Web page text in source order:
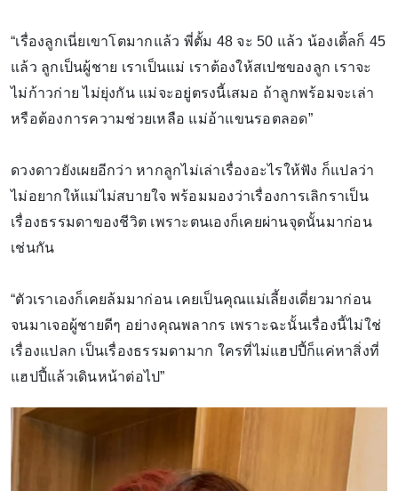
“เรื่องลูกเนี่ยเขาโตมากแล้ว พี่ตั้ม 48 จะ 50 แล้ว น้องเติ้ลก็ 45
แล้ว ลูกเป็นผู้ชาย เราเป็นแม่ เราต้องให้สเปซของลูก เราจะ
ไม่ก้าวก่าย ไม่ยุ่งกัน แม่จะอยู่ตรงนี้เสมอ ถ้าลูกพร้อมจะเล่า
หรือต้องการความช่วยเหลือ แม่อ้าแขนรอตลอด”
ดวงดาวยังเผยอีกว่า หากลูกไม่เล่าเรื่องอะไรให้ฟัง ก็แปลว่า
ไม่อยากให้แม่ไม่สบายใจ พร้อมมองว่าเรื่องการเลิกราเป็น
เรื่องธรรมดาของชีวิต เพราะตนเองก็เคยผ่านจุดนั้นมาก่อน
เช่นกัน
“ตัวเราเองก็เคยล้มมาก่อน เคยเป็นคุณแม่เลี้ยงเดี่ยวมาก่อน
จนมาเจอผู้ชายดีๆ อย่างคุณพลากร เพราะฉะนั้นเรื่องนี้ไม่ใช่
เรื่องแปลก เป็นเรื่องธรรมดามาก ใครที่ไม่แฮปปี้ก็แค่หาสิ่งที่
แฮปปี้แล้วเดินหน้าต่อไป”